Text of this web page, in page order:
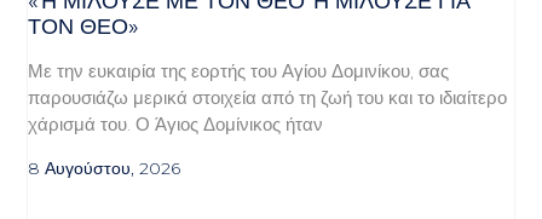
Ν ΘΕΌ»
Με την ευκαιρία της εορτής του Αγίου Δομινίκου, σας
παρουσιάζω μερικά στοιχεία από τη ζωή του και το ιδιαίτερο
χάρισμά του. Ο Άγιος Δομίνικος ήταν
8 Αυγούστου, 2026